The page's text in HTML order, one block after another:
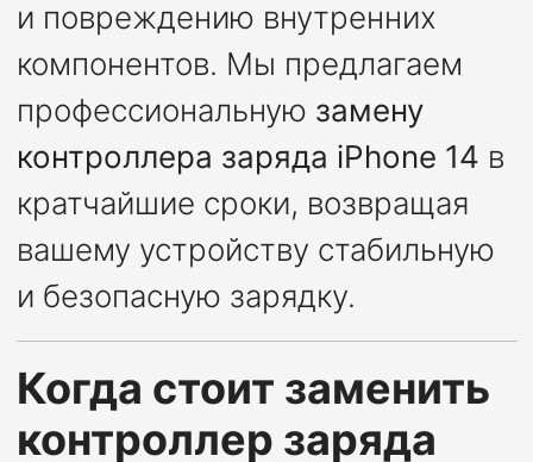
и повреждению внутренних
компонентов. Мы предлагаем
профессиональную замену
контроллера заряда iPhone 14 в
кратчайшие сроки, возвращая
вашему устройству стабильную
и безопасную зарядку.
Когда стоит заменить
контроллер заряда